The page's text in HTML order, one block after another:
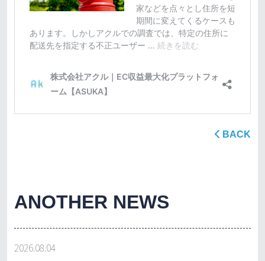
BACK
ANOTHER NEWS
2026.08.04